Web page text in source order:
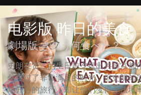
电影版 昨日的美食
劇場版 きのう何食べた？
史朗在贤二的生日前夕提出共游京都
然度过了非常满足的时光，但史朗却
场开心的旅行，却让他们变得无法